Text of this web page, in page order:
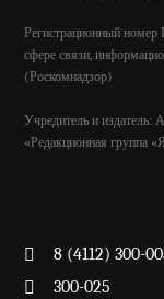
Регистрационный
сфере связи,
(Роскомнадзор)
Учредитель и издатель:
«Редакционная группа
8 (4112) 300-
300-025